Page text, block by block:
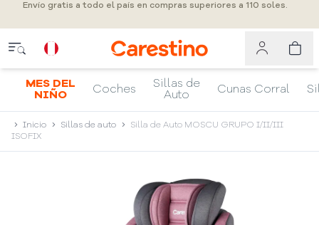
Envío gratis a todo el país en compras superiores a 110 soles.
MES DEL
NIÑO
Coches
Sillas de
Auto
Cunas Corral
Inicio Sillas de auto
Silla de Auto MOSCU GRUPO I/II/III
ISOFIX